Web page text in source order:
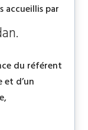
accueillis par
du référent
d’un